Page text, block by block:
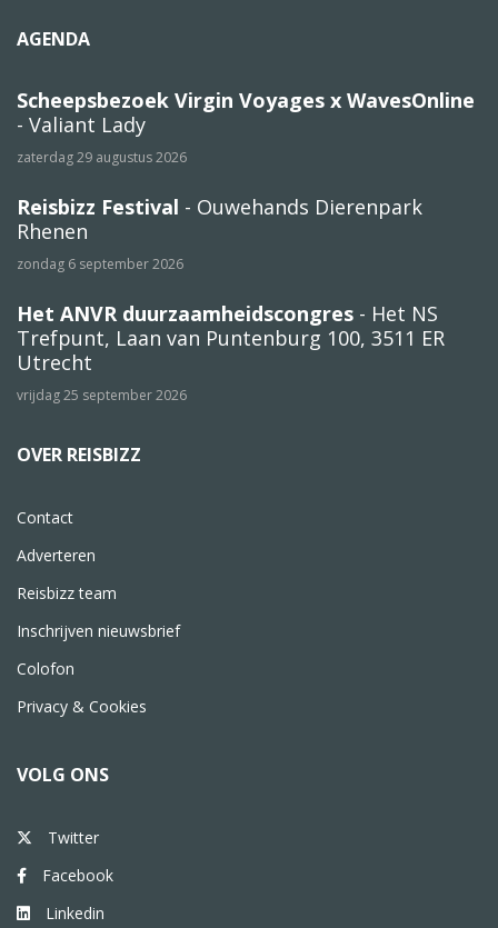
AGENDA
Scheepsbezoek Virgin Voyages x WavesOnline
- Valiant Lady
zaterdag 29 augustus 2026
Reisbizz Festival - Ouwehands Dierenpark
Rhenen
zondag 6 september 2026
Het ANVR duurzaamheidscongres - Het NS
Trefpunt, Laan van Puntenburg 100, 3511 ER
Utrecht
vrijdag 25 september 2026
OVER REISBIZZ
Contact
Adverteren
Reisbizz team
Inschrijven nieuwsbrief
Colofon
Privacy & Cookies
VOLG ONS
Twitter
Facebook
Linkedin